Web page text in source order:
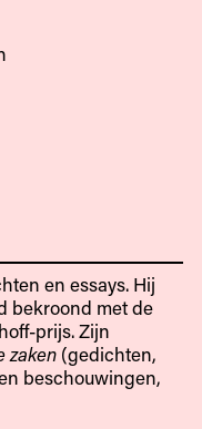
en essays. Hij
bekroond met de
prijs. Zijn
zaken(gedichten,
beschouwingen,